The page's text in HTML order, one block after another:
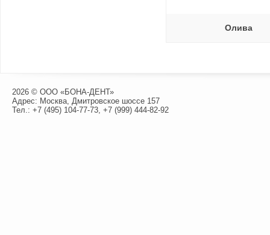
Олива
2026 © ООО «БОНА-ДЕНТ»
Адрес: Москва, Дмитровское шоссе 157
Тел.: +7 (495) 104-77-73, +7 (999) 444-82-92